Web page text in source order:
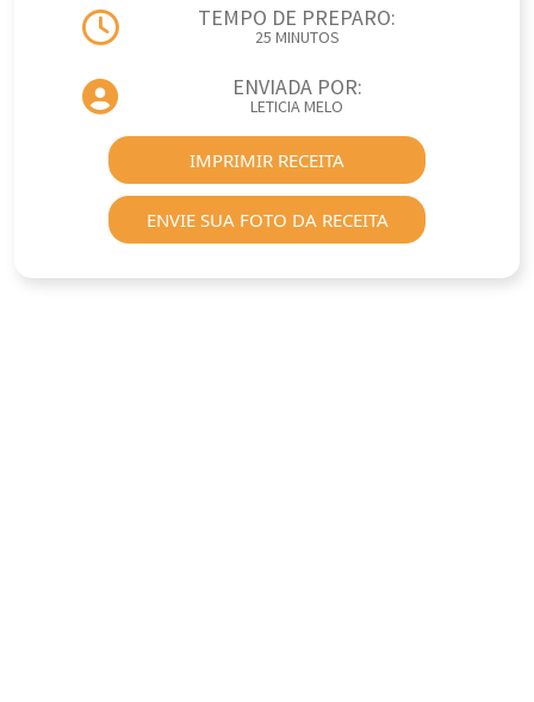
TEMPO DE PREPARO:
25 MINUTOS
ENVIADA POR:
LETICIA MELO
IMPRIMIR RECEITA
ENVIE SUA FOTO DA RECEITA